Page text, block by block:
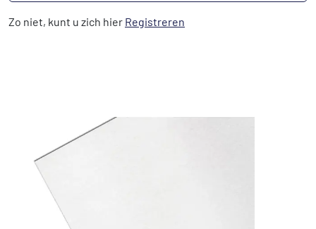
Zo niet, kunt u zich hier Registreren